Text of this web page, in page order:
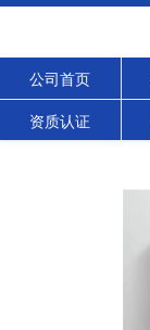
公司首页
资质认证